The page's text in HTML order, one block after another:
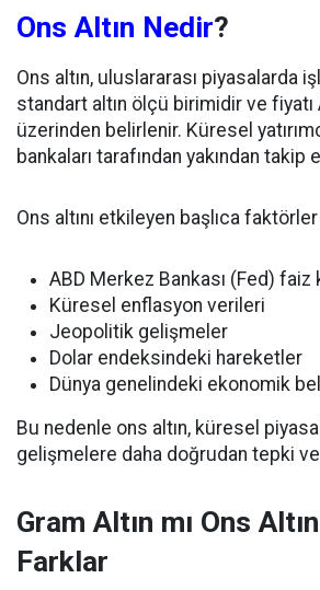
Ons Altın Nedir?
Ons altın, uluslararası piyasalarda
standart altın ölçü birimidir ve fiyatı
üzerinden belirlenir. Küresel
bankaları tarafından yakından takip
Ons altını etkileyen başlıca
ABD Merkez Bankası (Fed) faiz
Küresel enflasyon verileri
Jeopolitik gelişmeler
Dolar endeksindeki hareketler
Dünya genelindeki ekonomik
Bu nedenle ons altın, küresel
gelişmelere daha doğrudan tepki
Gram Altın mı Ons
Farklar